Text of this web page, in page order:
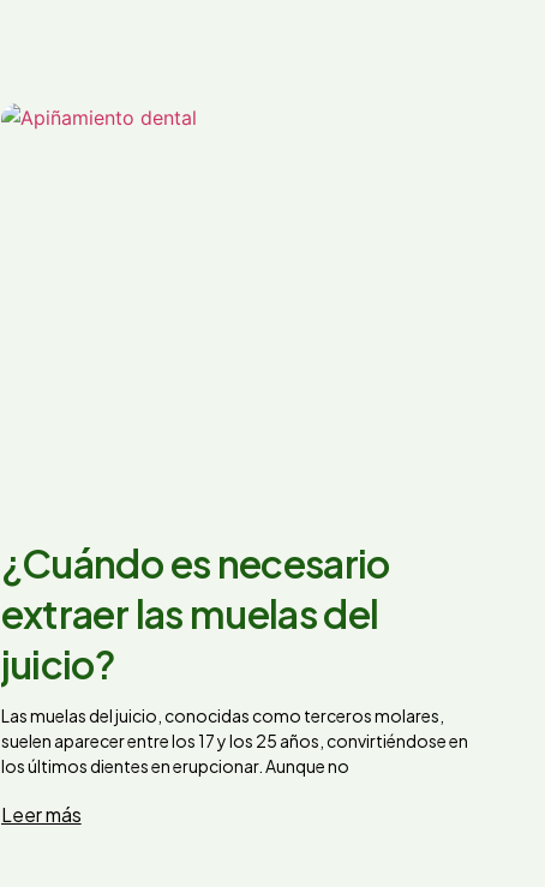
¿Cuándo es necesario
extraer las muelas del
juicio?
Las muelas del juicio, conocidas como terceros molares,
suelen aparecer entre los 17 y los 25 años, convirtiéndose en
los últimos dientes en erupcionar. Aunque no
Leer más